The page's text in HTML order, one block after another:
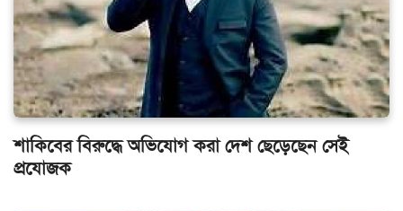
শাকিবের বিরুদ্ধে অভিযোগ করা দেশ ছেড়েছেন সেই
প্রযোজক